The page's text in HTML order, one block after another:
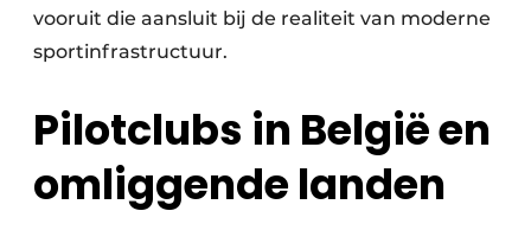
vooruit die aansluit bij de realiteit van moderne
sportinfrastructuur.
Pilotclubs in België en
omliggende landen